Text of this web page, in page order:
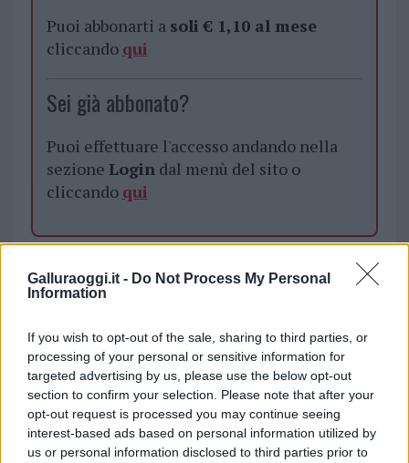
Galluraoggi.it - Do Not Process My Personal
Information
If you wish to opt-out of the sale, sharing to third parties, or
processing of your personal or sensitive information for
targeted advertising by us, please use the below opt-out
section to confirm your selection. Please note that after your
opt-out request is processed you may continue seeing
interest-based ads based on personal information utilized by
us or personal information disclosed to third parties prior to
Puoi abbonarti a soli € 1,10 al mese
cliccando qui
Sei già abbonato?
Puoi effettuare l'accesso andando nella
sezione Logindal menù del sito o
cliccando qui
Avvelenamento Gatti
Taglia
Taglia Buddusò
Inviaci le tue segnalazioni,
i tuoi video e le tue foto
Su WhatsApp al numero +39
345 356 7512